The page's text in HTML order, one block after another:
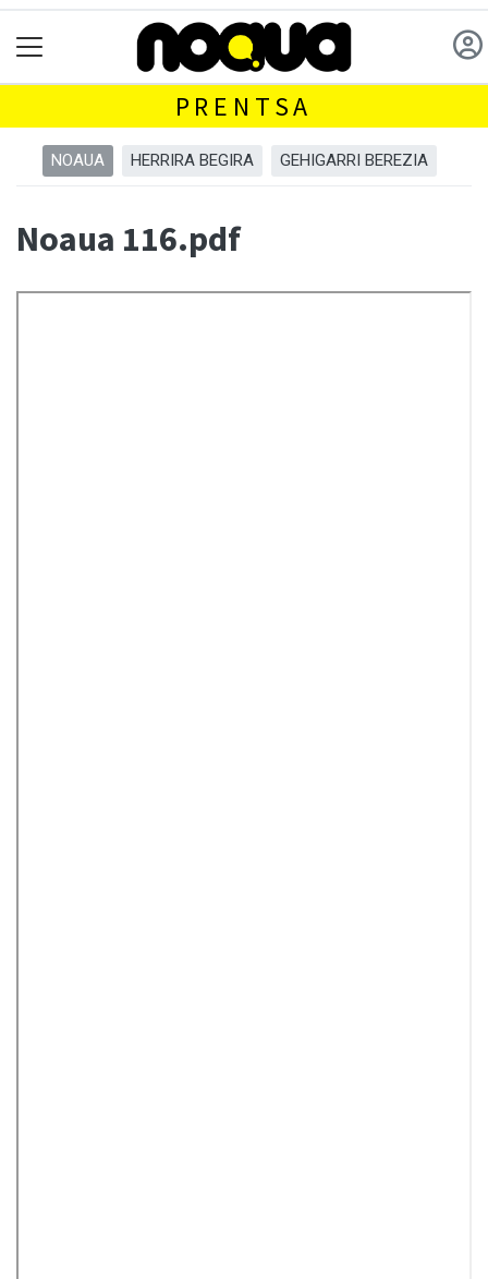
PRENTSA
NOAUA HERRIRA BEGIRA GEHIGARRI BEREZIA
Noaua 116.pdf